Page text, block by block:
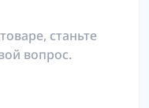
станьте
вопрос.